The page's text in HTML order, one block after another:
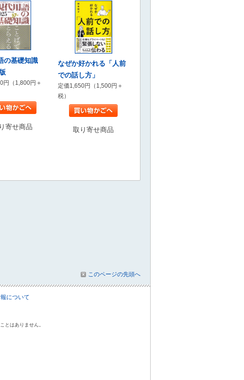
の基礎知識
円（1,800円＋
寄せ商品
なぜか好かれる「人前
での話し方」
定価1,650円（1,500円＋
税）
取り寄せ商品
このページの先頭へ
について
とはありません。